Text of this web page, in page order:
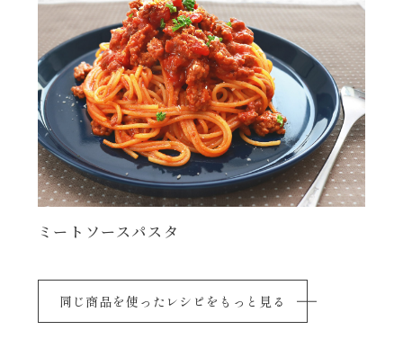
ミートソースパスタ
同じ商品を使ったレシピをもっと見る